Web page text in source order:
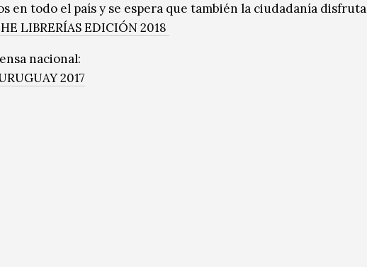
en todo el país y se espera que también la ciudadanía disfruta
LIBRERÍAS EDICIÓN 2018
nacional:
2017